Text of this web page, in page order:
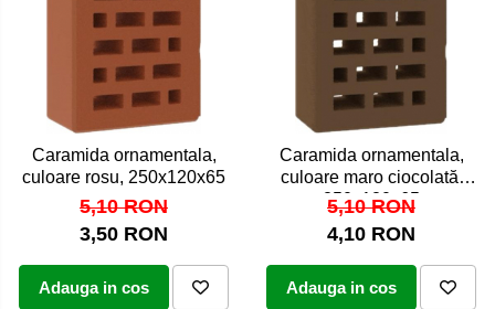
Gratar Inox
Cărămidă refractară
Mortar & chit pentru grătar
Caramida ornamentala,
culoare rosu, 250x120x65
5,10 RON
3,50 RON
Adauga in cos
Caramida ornamentala,
culoare maro ciocolată,
250x120x65
5,10 RON
4,10 RON
Adauga in cos